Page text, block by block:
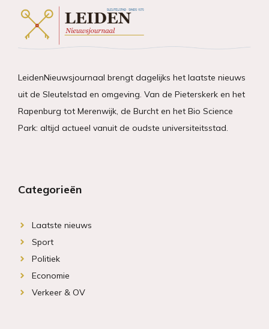
LeidenNieuwsjournaal brengt dagelijks het laatste nieuws
uit de Sleutelstad en omgeving. Van de Pieterskerk en het
Rapenburg tot Merenwijk, de Burcht en het Bio Science
Park: altijd actueel vanuit de oudste universiteitsstad.
Categorieën
Laatste nieuws
Sport
Politiek
Economie
Verkeer & OV